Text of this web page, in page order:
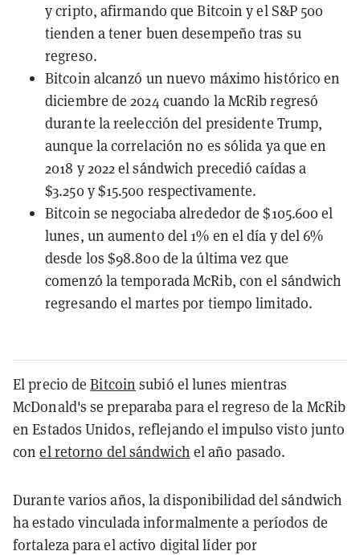
y cripto, afirmando que Bitcoin y el S&P 500
tienden a tener buen desempeño tras su
regreso.
Bitcoin alcanzó un nuevo máximo histórico en
diciembre de 2024 cuando la McRib regresó
durante la reelección del presidente Trump,
aunque la correlación no es sólida ya que en
2018 y 2022 el sándwich precedió caídas a
$3.250 y $15.500 respectivamente.
Bitcoin se negociaba alrededor de $105.600 el
lunes, un aumento del 1% en el día y del 6%
desde los $98.800 de la última vez que
comenzó la temporada McRib, con el sándwich
regresando el martes por tiempo limitado.
El precio deBitcoin subió el lunes mientras
McDonald's se preparaba para el regreso de la McRib
en Estados Unidos, reflejando el impulso visto junto
conel retorno del sándwich el año pasado.
Durante varios años, la disponibilidad del sándwich
ha estado vinculada informalmente a períodos de
fortaleza para el activo digital líder por